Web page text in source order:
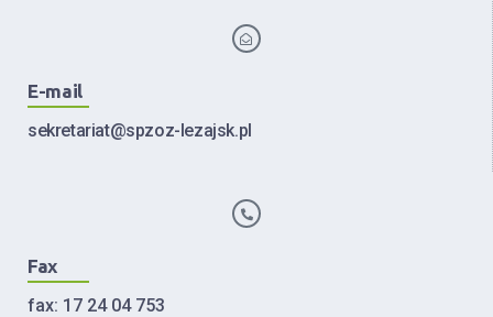
E-mail
sekretariat@spzoz-lezajsk.pl
Fax
fax: 17 24 04 753